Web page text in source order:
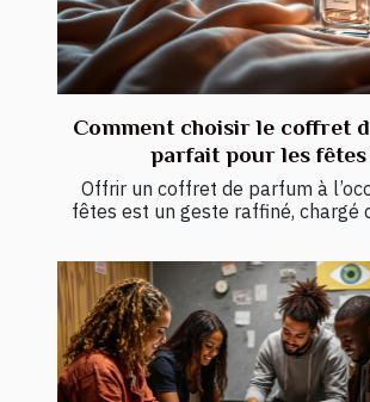
Comment choisir le coffret
parfait pour les fêtes
Offrir un coffret de parfum à
fêtes est un geste raffiné, chargé